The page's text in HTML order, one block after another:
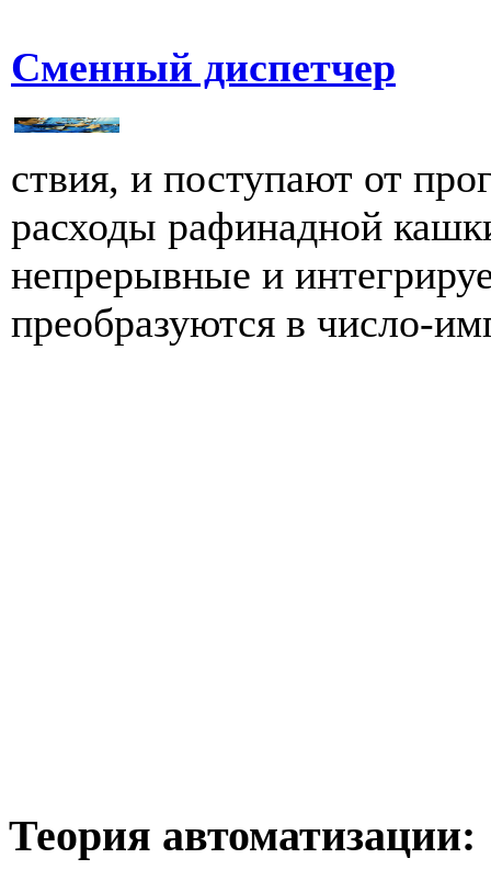
Сменный диспетчер
ствия, и поступают от
расходы рафинадной
непрерывные и
преобразуются в число-
Теория автоматизации: